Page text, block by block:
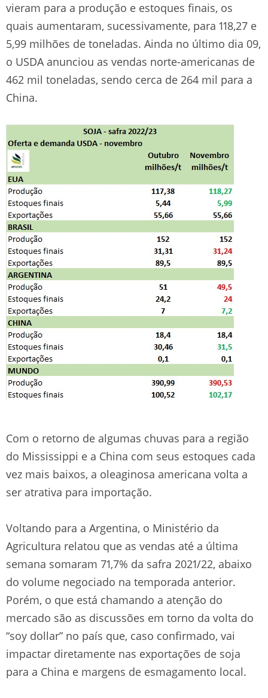
vieram para a produção e estoques finais, os
quais aumentaram, sucessivamente, para 118,27 e
5,99 milhões de toneladas. Ainda no último dia 09,
o USDA anunciou as vendas norte-americanas de
462 mil toneladas, sendo cerca de 264 mil para a
China.
Com o retorno de algumas chuvas para a região
do Mississippi e a China com seus estoques cada
vez mais baixos, a oleaginosa americana volta a
ser atrativa para importação.
Voltando para a Argentina, o Ministério da
Agricultura relatou que as vendas até a última
semana somaram 71,7% da safra 2021/22, abaixo
do volume negociado na temporada anterior.
Porém, o que está chamando a atenção do
mercado são as discussões em torno da volta do
“soy dollar” no país que, caso confirmado, vai
impactar diretamente nas exportações de soja
para a China e margens de esmagamento local.